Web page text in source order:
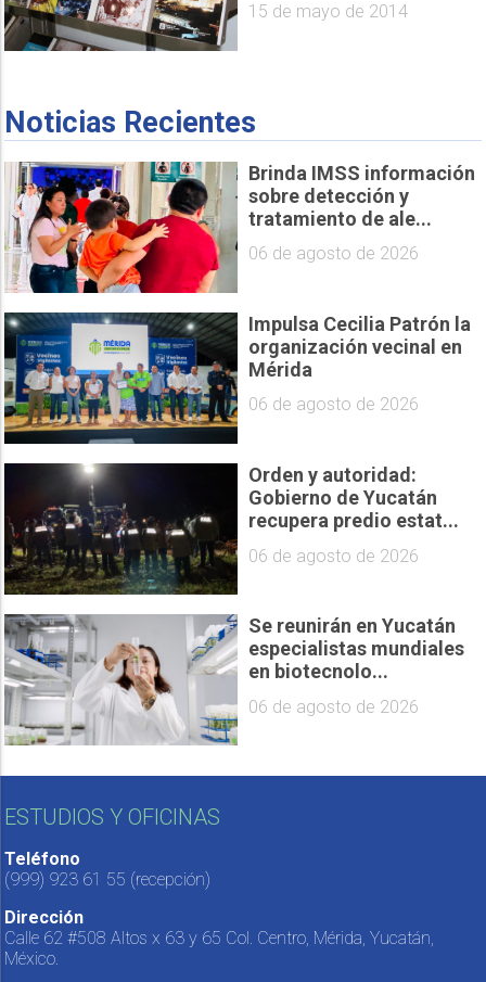
15 de mayo de 2014
Noticias Recientes
Brinda IMSS información
sobre detección y
tratamiento de ale...
06 de agosto de 2026
Impulsa Cecilia Patrón la
organización vecinal en
Mérida
06 de agosto de 2026
Orden y autoridad:
Gobierno de Yucatán
recupera predio estat...
06 de agosto de 2026
Se reunirán en Yucatán
especialistas mundiales
en biotecnolo...
06 de agosto de 2026
ESTUDIOS Y OFICINAS
Teléfono
(999) 923 61 55 (recepción)
Dirección
Calle 62 #508 Altos x 63 y 65 Col. Centro, Mérida, Yucatán,
México.